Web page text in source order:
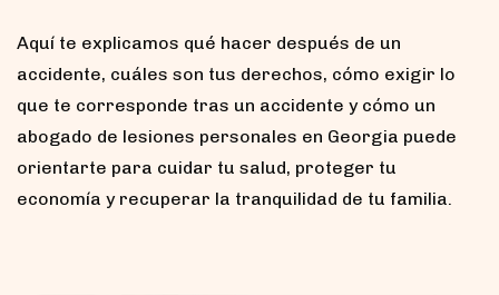
Aquí te explicamos qué hacer después de un
accidente, cuáles son tus derechos, cómo exigir lo
que te corresponde tras un accidente y cómo un
abogado de lesiones personales en Georgia puede
orientarte para cuidar tu salud, proteger tu
economía y recuperar la tranquilidad de tu familia.